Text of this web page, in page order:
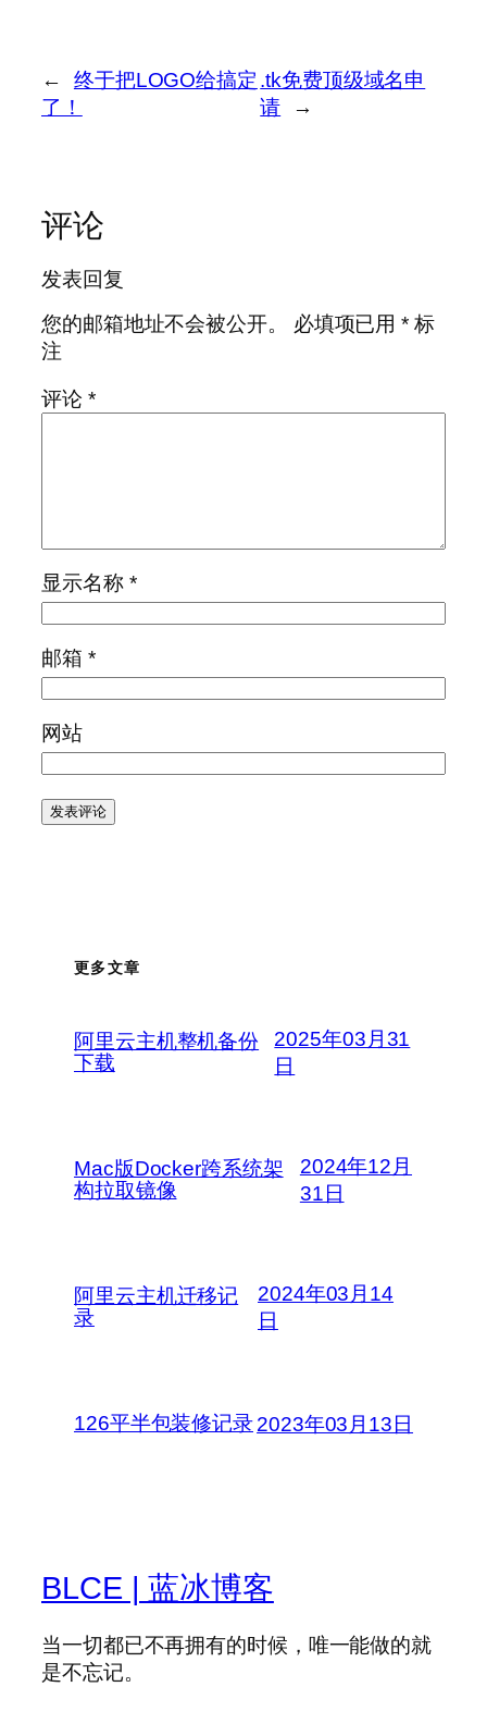
←
终于把LOGO给搞定
了！
.tk免费顶级域名申
请
→
评论
发表回复
您的邮箱地址不会被公开。
必填项已用* 标
注
评论 *
显示名称 *
邮箱 *
网站
更多文章
阿里云主机整机备份
下载
2025年03月31
日
Mac版Docker跨系统架
构拉取镜像
2024年12月
31日
阿里云主机迁移记
录
2024年03月14
日
126平半包装修记录2023年03月13日
BLCE | 蓝冰博客
当一切都已不再拥有的时候，唯一能做的就
是不忘记。